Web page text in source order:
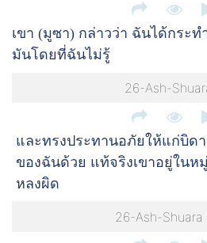
เขา (มูซา) กล่าวว่า ฉันได้กระท
มันโดยที่ฉันไม่รู้
26-Ash-
และทรงประทานอภัยให้แก่บิดา
ของฉันด้วย แท้จริงเขาอยู่ในห
หลงผิด
26-Ash-Shuara